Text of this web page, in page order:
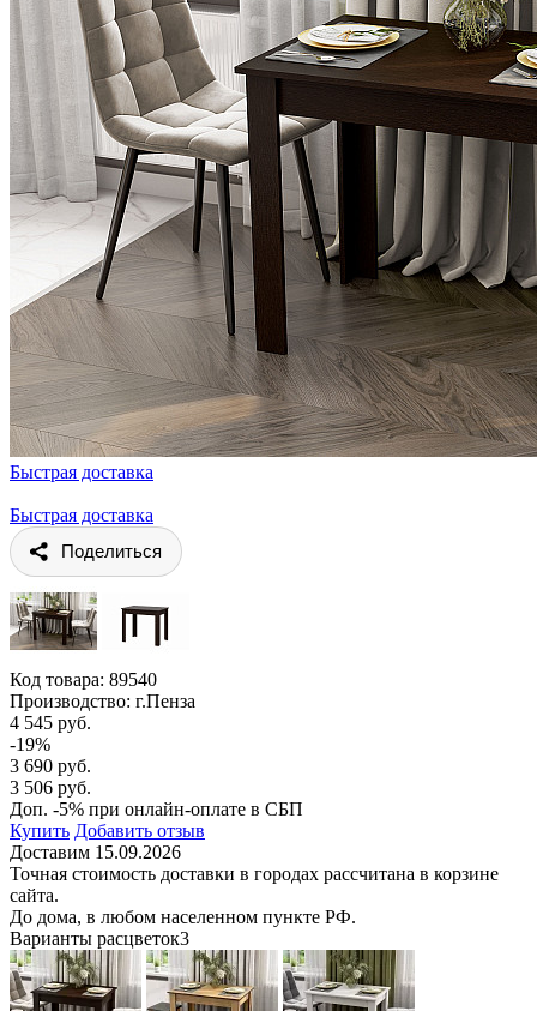
Быстрая доставка
Быстрая доставка
Поделиться
Код товара: 89540
Производство: г.Пенза
4 545 руб.
-19%
3 690 руб.
3 506 руб.
Доп. -5% при онлайн-оплате в СБП
Купить Добавить отзыв
Доставим 15.09.2026
Точная стоимость доставки в городах рассчитана в корзине
сайта.
До дома, в любом населенном пункте РФ.
Варианты расцветок3